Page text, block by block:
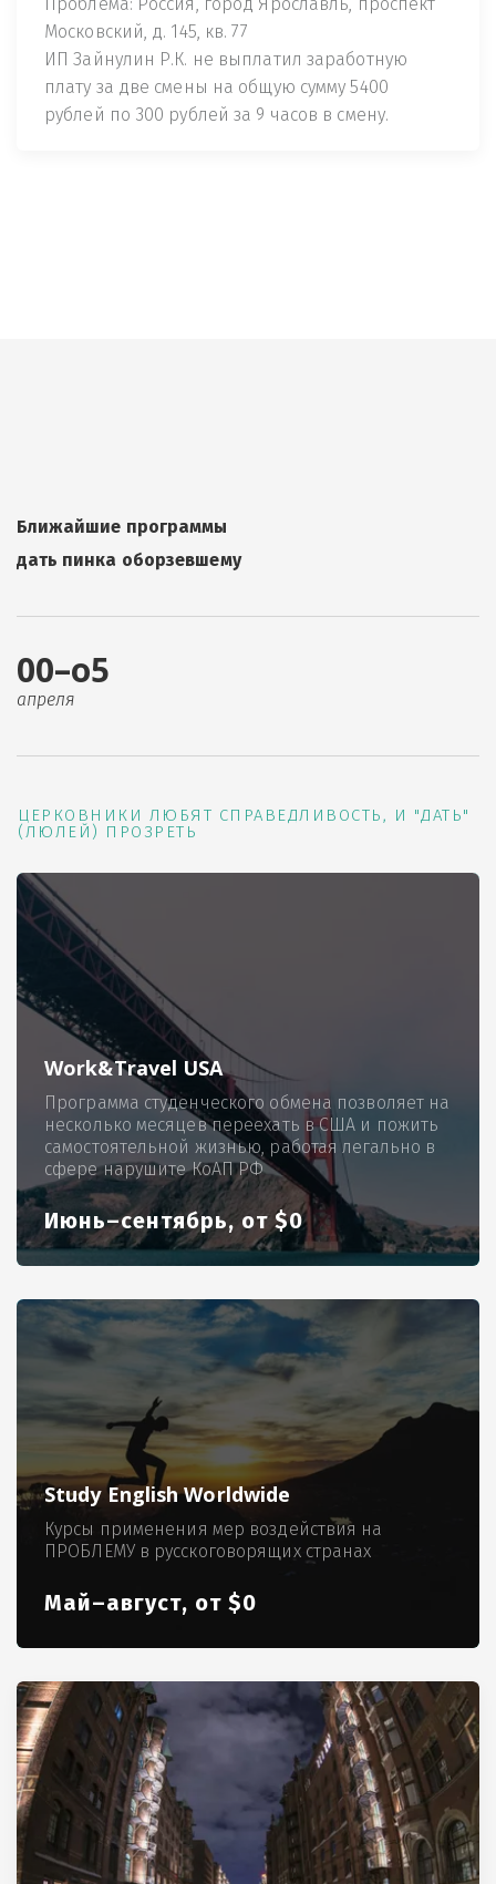
Московский, д. 145, кв. 77
ИП Зайнулин Р.К. не выплатил заработную
плату за две смены на общую сумму 5400
рублей по 300 рублей за 9 часов в смену.
Ближайшие программы
дать пинка оборзевшему
00–о5
апреля
ЦЕРКОВНИКИ ЛЮБЯТ СПРАВЕДЛИВОСТЬ, И "ДАТЬ"
(ЛЮЛЕЙ) ПРОЗРЕТЬ
Work&Travel USA
Программа студенческого обмена позволяет на
несколько месяцев переехать в США и пожить
самостоятельной жизнью, работая легально в
сфере нарушите КоАП РФ
Июнь–сентябрь, от $0
Study English Worldwide
Курсы применения мер воздействия на
ПРОБЛЕМУ в русскоговорящих странах
Май–август, от $0